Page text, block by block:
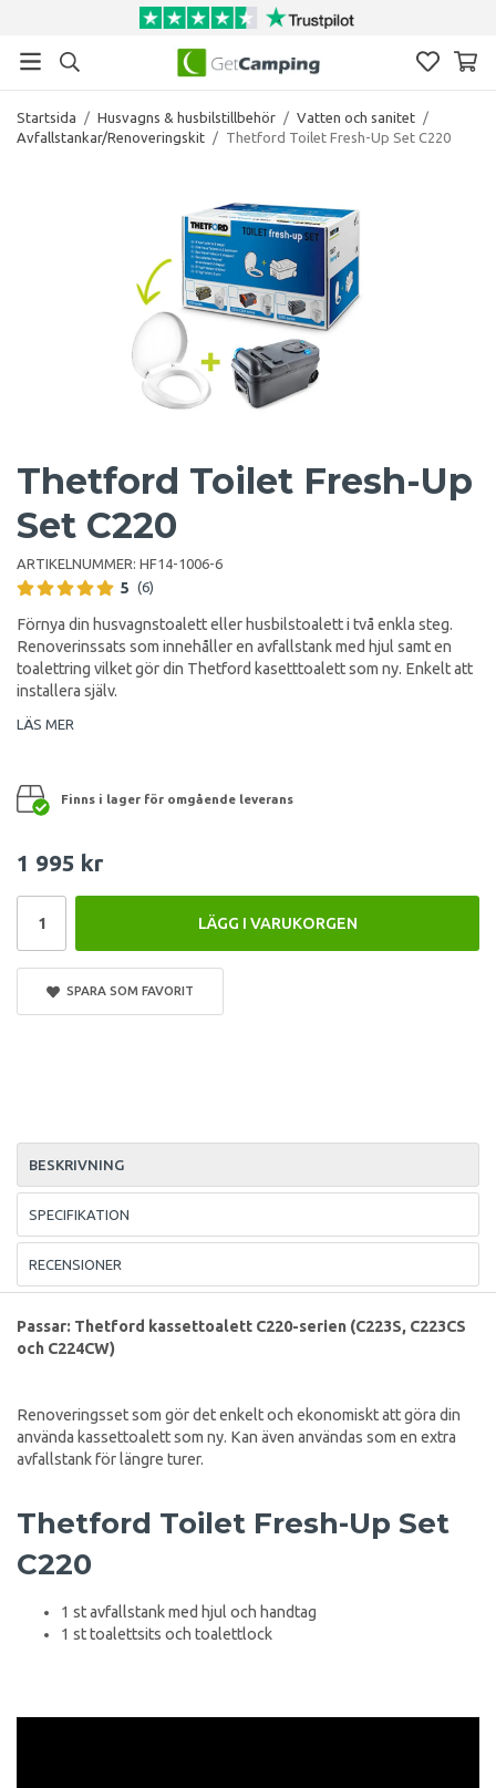
Startsida / Husvagns & husbilstillbehör / Vatten och sanitet /
Avfallstankar/Renoveringskit / Thetford Toilet Fresh-Up Set C220
Thetford Toilet Fresh-Up
Set C220
ARTIKELNUMMER: HF14-1006-6
5 (6)
Förnya din husvagnstoalett eller husbilstoalett i två enkla steg.
Renoverinssats som innehåller en avfallstank med hjul samt en
toalettring vilket gör din Thetford kasetttoalett som ny. Enkelt att
installera själv.
LÄS MER
Finns i lager för omgående leverans
1 995 kr
LÄGG I VARUKORGEN
SPARA SOM FAVORIT
BESKRIVNING
SPECIFIKATION
RECENSIONER
Passar: Thetford kassettoalett C220-serien (C223S, C223CS
och C224CW)
Renoveringsset som gör det enkelt och ekonomiskt att göra din
använda kassettoalett som ny. Kan även användas som en extra
avfallstank för längre turer.
Thetford Toilet Fresh-Up Set
C220
1 st avfallstank med hjul och handtag
1 st toalettsits och toalettlock